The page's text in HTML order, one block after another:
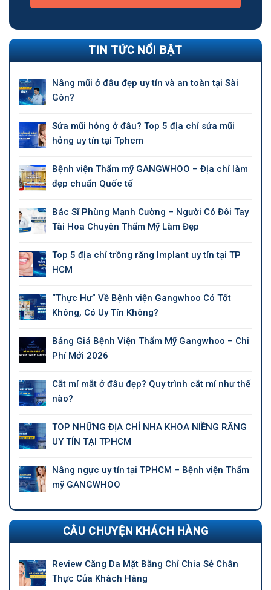
TIN TỨC NỔI BẬT
Nâng mũi ở đâu đẹp uy tín và an toàn tại Sài
Gòn?
Sửa mũi hỏng ở đâu? Top 5 địa chỉ sửa mũi
hỏng uy tín tại Tphcm
Bệnh viện Thẩm mỹ GANGWHOO – Địa chỉ làm
đẹp chuẩn Quốc tế
Bác Sĩ Phùng Mạnh Cường – Người Có Đôi Tay
Tài Hoa Chuyên Thẩm Mỹ Làm Đẹp
Top 5 địa chỉ trồng răng Implant uy tín tại TP
HCM
“Thực Hư” Về Bệnh viện Gangwhoo Có Tốt
Không, Có Uy Tín Không?
Bảng Giá Bệnh Viện Thẩm Mỹ Gangwhoo – Chi
Phí Mới 2026
Cắt mí mắt ở đâu đẹp? Quy trình cắt mí như thế
nào?
TOP NHỮNG ĐỊA CHỈ NHA KHOA NIỀNG RĂNG
UY TÍN TẠI TPHCM
Nâng ngực uy tín tại TPHCM – Bệnh viện Thẩm
mỹ GANGWHOO
CÂU CHUYỆN KHÁCH HÀNG
Review Căng Da Mặt Bằng Chỉ Chia Sẻ Chân
Thực Của Khách Hàng